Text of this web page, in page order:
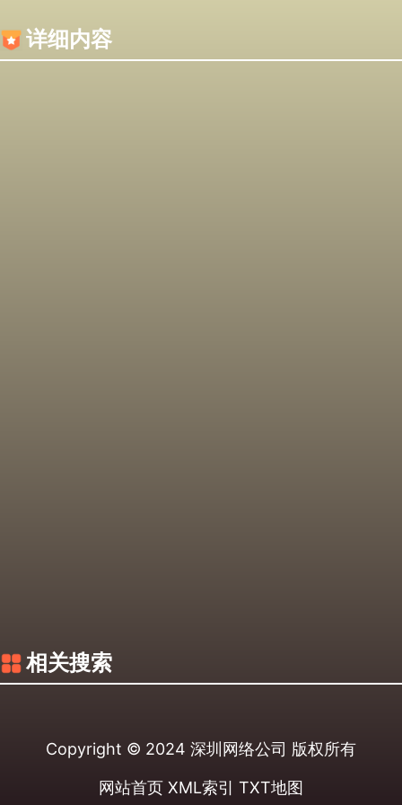
详细内容
相关搜索
Copyright © 2024 深圳网络公司 版权所有
网站首页 XML索引 TXT地图